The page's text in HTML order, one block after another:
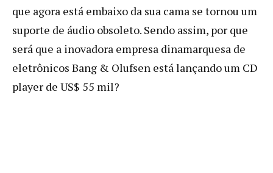
que agora está embaixo da sua cama se tornou um
suporte de áudio obsoleto. Sendo assim, por que
será que a inovadora empresa dinamarquesa de
eletrônicos Bang & Olufsen está lançando um CD
player de US$ 55 mil?